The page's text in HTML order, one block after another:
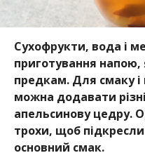
Сухофрукти, вода і
приготування
предкам. Для смаку і
можна додавати
апельсинову цедру.
трохи, щоб
основний смак.